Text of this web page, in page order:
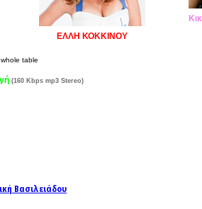
ΕΛΛΗ ΚΟΚΚΙΝΟΥ
(160 Kbps mp3 Stereo)
Βασιλειάδου